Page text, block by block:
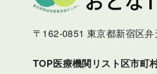
〒162-0851 東京都新宿区
TOP医療機関リスト区市町